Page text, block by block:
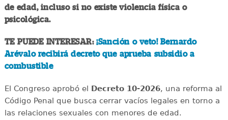
de edad, incluso si no existe violencia física o
psicológica.
TE PUEDE INTERESAR:¡Sanción o veto! Bernardo
Arévalo recibirá decreto que aprueba subsidio a
combustible
El Congreso aprobó el Decreto 10-2026, una reforma al
Código Penal que busca cerrar vacíos legales en torno a
las relaciones sexuales con menores de edad.